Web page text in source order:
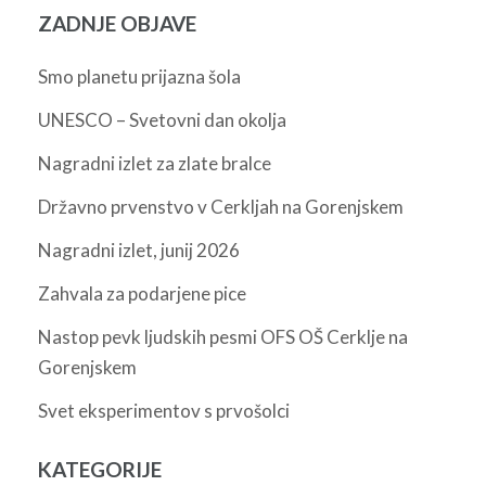
ZADNJE OBJAVE
Smo planetu prijazna šola
UNESCO – Svetovni dan okolja
Nagradni izlet za zlate bralce
Državno prvenstvo v Cerkljah na Gorenjskem
Nagradni izlet, junij 2026
Zahvala za podarjene pice
Nastop pevk ljudskih pesmi OFS OŠ Cerklje na
Gorenjskem
Svet eksperimentov s prvošolci
KATEGORIJE